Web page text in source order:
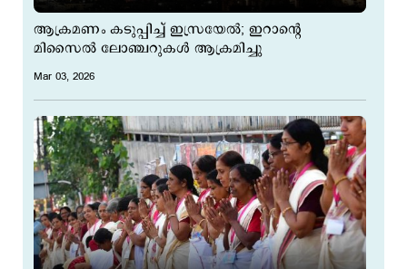
ആക്രമണം കടുപ്പിച്ച് ഇസ്രയേല്‍; ഇറാന്‍റെ
മിസൈല്‍ ലോഞ്ചറുകള്‍ ആക്രമിച്ചു
Mar 03, 2026